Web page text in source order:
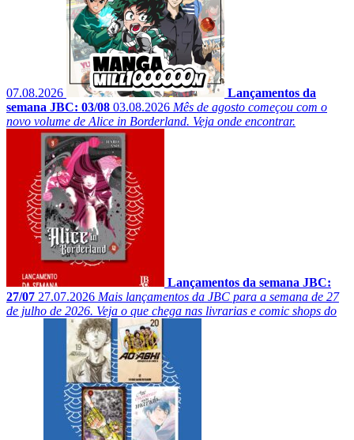
07.08.2026
Lançamentos da
semana JBC: 03/08 03.08.2026 Mês de agosto começou com o
novo volume de Alice in Borderland. Veja onde encontrar.
Lançamentos da semana JBC:
27/07 27.07.2026 Mais lançamentos da JBC para a semana de 27
de julho de 2026. Veja o que chega nas livrarias e comic shops do